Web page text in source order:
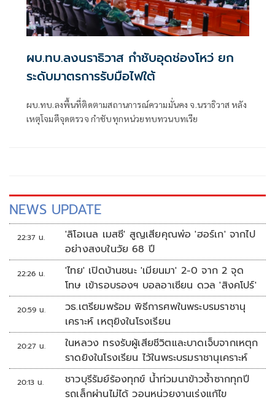
ผบ.ทบ.ลงนราธิวาส กำชับอุดช่องโหว่ ยก
ระดับมาตรการรับมือไฟใต้
ผบ.ทบ.ลงพื้นที่ติดตามสถานการณ์ความมั่นคง จ.นราธิวาส หลัง
เหตุโจมตีจุดตรวจ กำชับทุกหน่วยทบทวนบทเรีย
NEWS UPDATE
22:37 น.
'ลิโอเนล เมสซี' สูญเสียคุณพ่อ 'ฮอร์เก' จากไป
อย่างสงบในวัย 68 ปี
22:26 น.
'ไทย' เปิดบ้านชนะ 'เมียนมา' 2-0 จาก 2 จุด
โทษ เข้ารอบรองฯ บอลอาเซียน ดวล 'สิงคโปร์'
20:59 น.
วธ.เตรียมพร้อม พิธีการศพในพระบรมราชานุ
เคราะห์ เหตุยิงในโรงเรียน
20:27 น.
ในหลวง ทรงรับผู้เสียชีวิตและบาดเจ็บจากเหตุก
ราดยิงในโรงเรียน ไว้ในพระบรมราชานุเคราะห์
20:13 น.
ชาวบุรีรัมย์ร้องทุกข์ น้ำท่วมนาข้าวซ้ำซากทุกปี
รถเล็กผ่านไม่ได้ วอนหน่วยงานเร่งแก้ไข